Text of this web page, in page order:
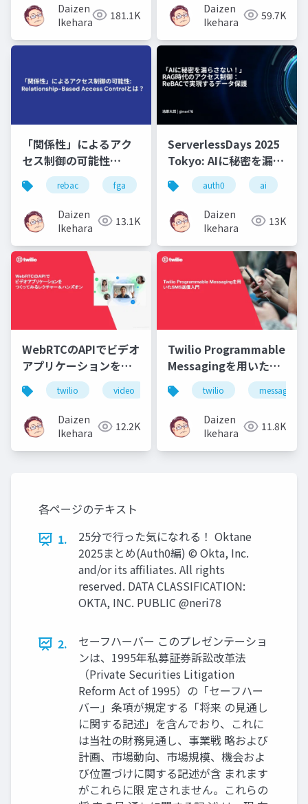
Daizen
Ikehara
181.1K
Daizen
Ikehara
59.7K
「関係性」によるアク
セス制御の可能性
Relationship-Based
Access Controlとは？
rebac fga auth0 cloud native
Daizen
Ikehara
13.1K
ServerlessDays 2025
Tokyo: AIに秘密を漏ら
さない！」RAG時代の
アクセス制御：ReBAC
で実現するデータ保護
auth0 ai
Daizen
Ikehara
13K
WebRTCのAPIでビデオ
アプリケーションをつ
くってみるレクチャー
＆ハンズオン
twilio video webrtc api
Daizen
Ikehara
12.2K
Twilio Programmable
Messagingを用いた
SMS送信入門
twilio messaging
Daizen
Ikehara
11.8K
各ページのテキスト
1.
25分で⾏った気になれる！ Oktane
2025まとめ(Auth0編) © Okta, Inc.
and/or its afﬁliates. All rights
reserved. DATA CLASSIFICATION:
OKTA, INC. PUBLIC @neri78
2.
セーフハーバー このプレゼンテーショ
ンは、1995年私募証券訴訟改⾰法
（Private Securities Litigation
Reform Act of 1995）の「セーフハー
バー」条項が規定する「将来 の⾒通し
に関する記述」を含んでおり、これに
は当社の財務⾒通し、事業戦 略および
計画、市場動向、市場規模、機会およ
び位置づけに関する記述が含 まれます
がこれらに限 定されません。これらの